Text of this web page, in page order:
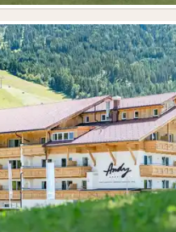
Vorige foto